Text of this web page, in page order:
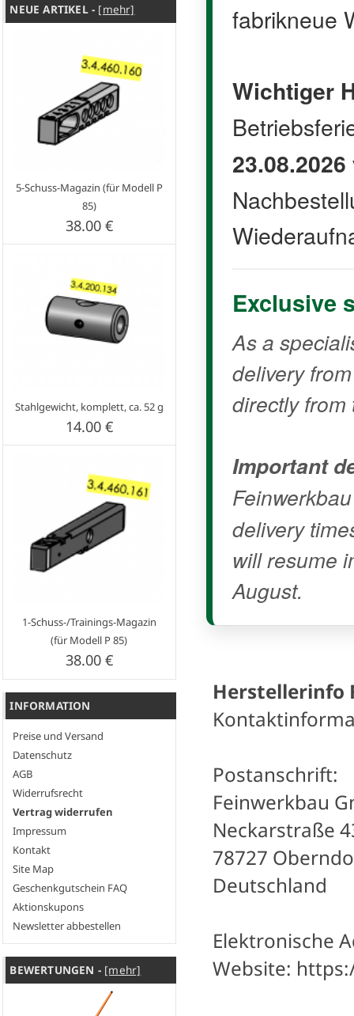
NEUE ARTIKEL - [mehr]
5-Schuss-Magazin (für Modell P
85)
38.00 €
Stahlgewicht, komplett, ca. 52 g
14.00 €
1-Schuss-/Trainings-Magazin
(für Modell P 85)
38.00 €
INFORMATION
Preise und Versand
Datenschutz
AGB
Widerrufsrecht
Vertrag widerrufen
Impressum
Kontakt
Site Map
Geschenkgutschein FAQ
Aktionskupons
Newsletter abbestellen
BEWERTUNGEN - [mehr]
fabrikneue
Wichtiger
23.08.2026
Exclusive
As a
delivery
directly
Important
delivery
will resume
August.
Herstellerinfo
Postanschrift:
Feinwerkbau
Neckarstraße
78727
Deutschland
Elektronische
Website: